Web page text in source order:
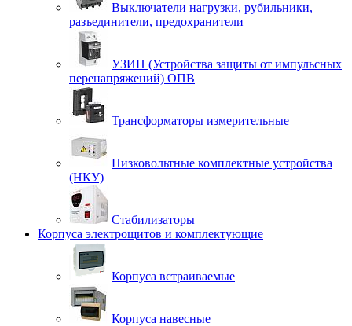
Выключатели нагрузки, рубильники,
разъединители, предохранители
УЗИП (Устройства защиты от импульсных
перенапряжений) ОПВ
Трансформаторы измерительные
Низковольтные комплектные устройства
(НКУ)
Стабилизаторы
Корпуса электрощитов и комплектующие
Корпуса встраиваемые
Корпуса навесные